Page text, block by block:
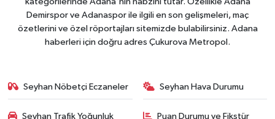
Demirspor ve Adanaspor ile ilgili en son gelişmeleri, maç
özetlerini ve özel röportajları sitemizde bulabilirsiniz. Adana
haberleri için doğru adres Çukurova Metropol.
Seyhan Nöbetçi Eczaneler Seyhan Hava Durumu
Seyhan Trafik Yoğunluk Puan Durumu ve Fikstür